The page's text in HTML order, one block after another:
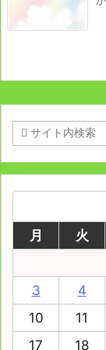
月
火
3
4
10
11
17
18